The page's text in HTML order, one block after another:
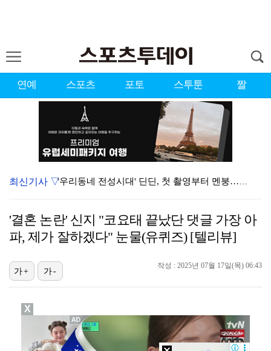
연예 스포츠 포토 스투툰 짤
'우리동네 전성시대' 딘딘, 첫 촬영부터 멘붕…시작부터…
서장훈 감독 "내 능력 부족" 자책하게 만든 펜타곤과의…
'오징어 게임' 미국판 스핀오프, 제작 무산설 "넷플릭…
[ST포토] 정지효, 반가운 손인사
[ST포토] 더울 때 만나는 아이스쇼
최신기사 ▽
'결혼 논란' 신지 "코요태 끝났단 댓글 가장 아
파, 제가 잘하겠다" 눈물(유퀴즈) [텔리뷰]
작성 : 2025년 07월 17일(목) 06:43
가+ 가-
X